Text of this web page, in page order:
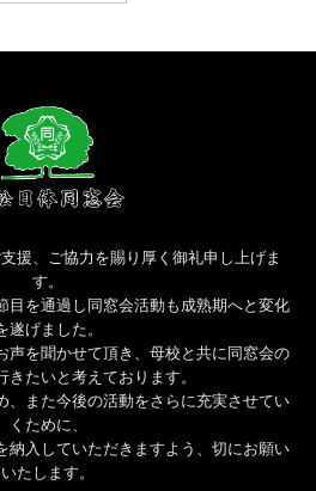
援、ご協力を賜り厚く御礼申し上げま
す。
目を通過し同窓会活動も成熟期へと変化
遂げました。
声を聞かせて頂き、母校と共に同窓会の
きたいと考えております。
、また今後の活動をさらに充実させてい
くために、
納入していただきますよう、切にお願い
いたします。